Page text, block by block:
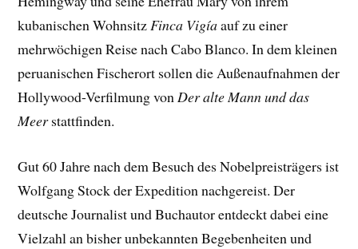
kubanischen WohnsitzFinca Vigíaauf zu einer
mehrwöchigen Reise nach Cabo Blanco. In dem kleinen
peruanischen Fischerort sollen die Außenaufnahmen der
Hollywood-Verfilmung vonDer alte Mann und das
Meerstattfinden.
Gut 60 Jahre nach dem Besuch des Nobelpreisträgers ist
Wolfgang Stock der Expedition nachgereist. Der
deutsche Journalist und Buchautor entdeckt dabei eine
Vielzahl an bisher unbekannten Begebenheiten und